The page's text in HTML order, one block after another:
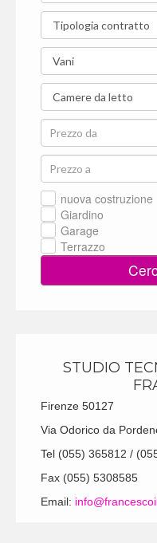
nuova costruzione
Giardino
Garage
Terrazzo
STUDIO
Firenze 50127
Via Odorico da
Tel (055) 365812 /
Fax (055) 5308585
Email: